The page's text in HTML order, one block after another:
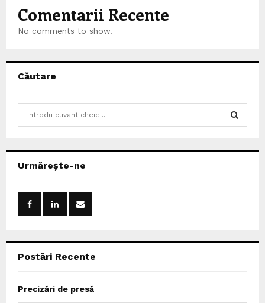
Comentarii Recente
No comments to show.
Căutare
h
Urmărește-ne
Postări Recente
Precizări de presă